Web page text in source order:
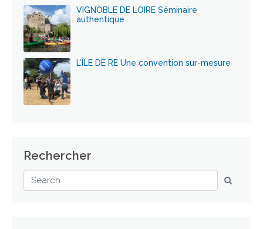
VIGNOBLE DE LOIRE Séminaire
authentique
L’ÎLE DE RÉ Une convention sur-mesure
Rechercher